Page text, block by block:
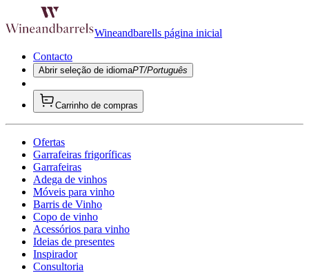
Wineandbarells página inicial
Contacto
Abrir seleção de idiomaPT/Português
Carrinho de compras
Ofertas
Garrafeiras frigoríficas
Garrafeiras
Adega de vinhos
Móveis para vinho
Barris de Vinho
Copo de vinho
Acessórios para vinho
Ideias de presentes
Inspirador
Consultoria